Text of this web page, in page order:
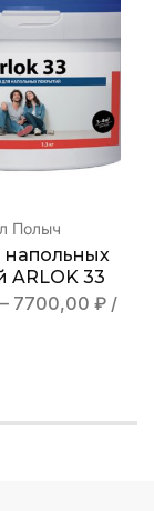
Полыч
напольных
ARLOK 33
– 7700,00 ₽ /